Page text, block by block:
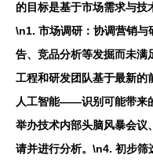
的目标是基于市场需求与技
\n1. 市场调研 ：协调营销
告、竞品分析等发掘而未满
工程和研发团队基于最新
人工智能——识别可能带来
举办技术内部头脑风暴会议
请并进行分析。\n4. 初步筛